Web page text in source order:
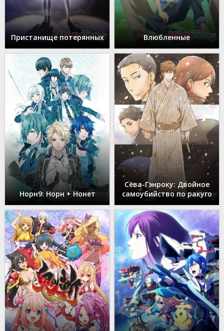
Пристанище потерянных Влюбленные
Норн9: Норн + Нонет
Сёва-Гэнроку: Двойное
самоубийство по ракуго